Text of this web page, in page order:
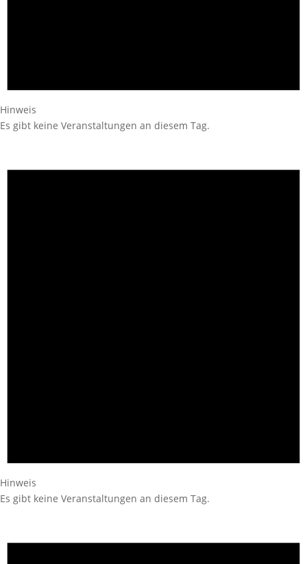
Hinweis
Es gibt keine Veranstaltungen an diesem Tag.
Hinweis
Es gibt keine Veranstaltungen an diesem Tag.